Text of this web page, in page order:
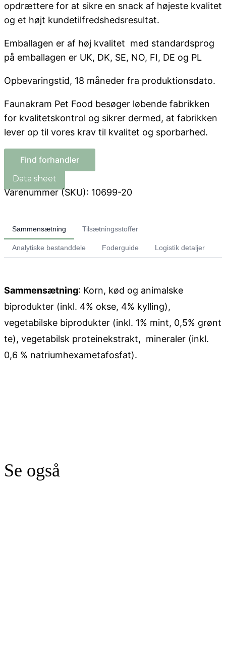
opdrættere for at sikre en snack af højeste kvalitet
og et højt kundetilfredshedsresultat.
Emballagen er af høj kvalitet med standardsprog
på emballagen er UK, DK, SE, NO, FI, DE og PL
Opbevaringstid, 18 måneder fra produktionsdato.
Faunakram Pet Food besøger løbende fabrikken
for kvalitetskontrol og sikrer dermed, at fabrikken
lever op til vores krav til kvalitet og sporbarhed.
Find forhandler
Varenummer (SKU): 10699-20
Sammensætning Tilsætningsstoffer
Analytiske bestanddele Foderguide Logistik detaljer
Sammensætning: Korn, kød og animalske
biprodukter (inkl. 4% okse, 4% kylling),
vegetabilske biprodukter (inkl. 1% mint, 0,5% grønt
te), vegetabilsk proteinekstrakt, mineraler (inkl.
0,6 % natriumhexametafosfat).
Se også